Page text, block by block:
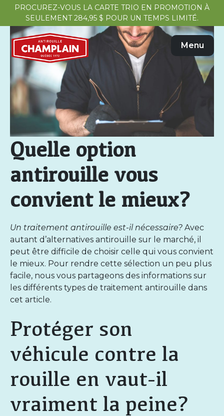
PROCUREZ-VOUS LA CARTE TRIO EN PROMOTION À
SEULEMENT 284,95 $ POUR UN TEMPS LIMITÉ.
Menu
Quelle option
antirouille vous
convient le mieux?
Un traitement antirouille est-il nécessaire? Avec
autant d’alternatives antirouille sur le marché, il
peut être difficile de choisir celle qui vous convient
le mieux. Pour rendre cette sélection un peu plus
facile, nous vous partageons des informations sur
les différents types de traitement antirouille dans
cet article.
Protéger son
véhicule contre la
rouille en vaut-il
vraiment la peine?